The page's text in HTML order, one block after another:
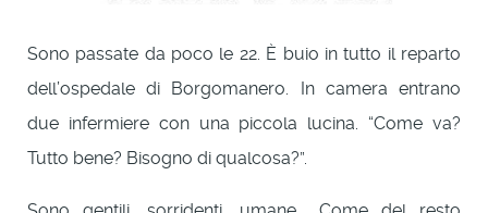
Sono passate da poco le 22. È buio in tutto il reparto
dell’ospedale di Borgomanero. In camera entrano
due infermiere con una piccola lucina. “Come va?
Tutto bene? Bisogno di qualcosa?”.